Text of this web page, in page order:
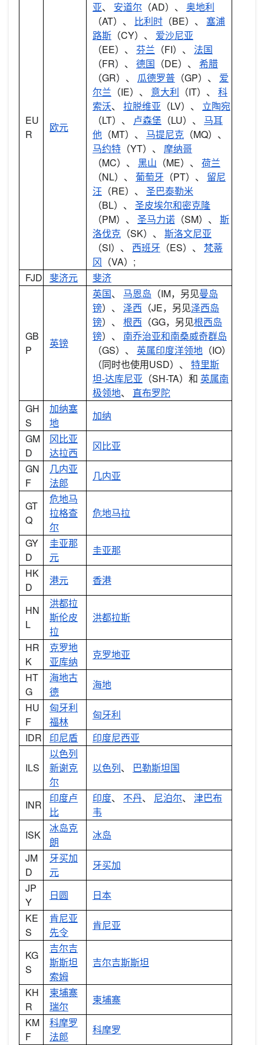
EU
R
欧元
亚、 安道尔 （AD）、
奥地利
（AT）、
比利时 （BE）、
塞浦
路斯 （CY）、
爱沙尼亚
（EE）、
芬兰 （FI）、
法国
（FR）、
德国 （DE）、
希腊
（GR）、
瓜德罗普 （GP）、
爱
尔兰 （IE）、 意大利 （IT）、
科
索沃、 拉脱维亚 （LV）、
立陶宛
（LT）、
卢森堡 （LU）、
马耳
他 （MT）、 马提尼克 （MQ）、
马约特 （YT）、
摩纳哥
（MC）、
黑山 （ME）、
荷兰
（NL）、
葡萄牙 （PT）、
留尼
汪 （RE）、
圣巴泰勒米
（BL）、
圣皮埃尔和密克隆
（PM）、
圣马力诺 （SM）、
斯
洛伐克 （SK）、
斯洛文尼亚
（SI）、
西班牙 （ES）、
梵蒂
冈 （VA）;
FJD
斐济元 斐济
GB
P
英镑
英国、 马恩岛 （IM，另见曼岛
镑）、 泽西 （JE，另见泽西岛
镑）、 根西 （GG，另见根西岛
镑）、
南乔治亚和南桑威奇群岛
（GS）、
英属印度洋领地 （IO）
（同时也使用USD）、
特里斯
坦-达库尼亚 （SH-TA）和 英属南
极领地、
直布罗陀
GH
S
加纳塞
地
加纳
GM
D
冈比亚
达拉西
冈比亚
GN
F
几内亚
法郎
几内亚
GT
Q
危地马
拉格查
尔
危地马拉
GY
D
圭亚那
元
圭亚那
HK
D
港元 香港
HN
L
洪都拉
斯伦皮
拉
洪都拉斯
HR
K
克罗地
亚库纳
克罗地亚
HT
G
海地古
德
海地
HU
F
匈牙利
福林
匈牙利
IDR
印尼盾 印度尼西亚
ILS
以色列
新谢克
尔
以色列、 巴勒斯坦国
INR
印度卢
比
印度、 不丹、 尼泊尔、
津巴布
韦
ISK
冰岛克
朗
冰岛
JM
D
牙买加
元
牙买加
JP
Y
日圆
日本
KE
S
肯尼亚
先令
肯尼亚
KG
S
吉尔吉
斯斯坦
索姆
吉尔吉斯斯坦
KH
R
柬埔寨
瑞尔
柬埔寨
KM
F
科摩罗
法郎
科摩罗